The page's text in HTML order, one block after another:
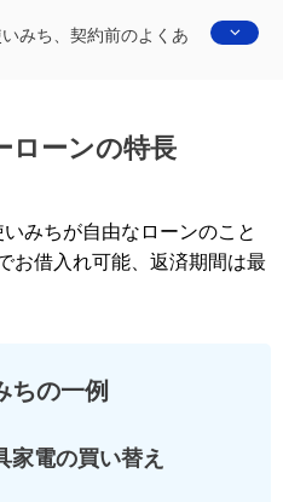
みち、契約前のよくあ
ローンの特長
みちが自由なローンのこと
お借入れ可能、返済期間は最
ちの一例
家電の買い替え